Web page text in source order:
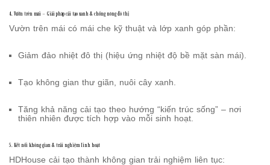
4. Vườn trên mái – Giải pháp cải tạo xanh & chống nóng đô thị
Vườn trên mái có mái che kỹ thuật và lớp xanh góp phần:
Giảm đảo nhiệt đô thị (hiệu ứng nhiệt độ bề mặt sàn mái).
Tạo không gian thư giãn, nuôi cây xanh.
Tăng khả năng cải tạo theo hướng “kiến trúc sống” – nơi
thiên nhiên được tích hợp vào mỗi sinh hoạt.
5. Kết nối không gian & trải nghiệm linh hoạt
HDHouse cải tạo thành không gian trải nghiệm liên tục: